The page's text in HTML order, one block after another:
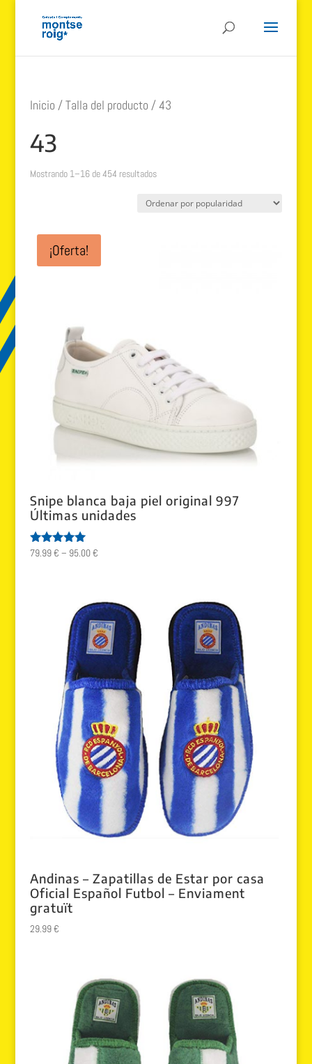
Inicio / Talla del producto / 43
43
Mostrando 1–16 de 454 resultadosOrdenado
¡Oferta!
Snipe blanca baja piel original 997
Últimas unidades
Valorado
79.99€ – 95.00€
Andinas – Zapatillas de Estar por casa
Oficial Español Futbol – Enviament
gratuït
29.99€